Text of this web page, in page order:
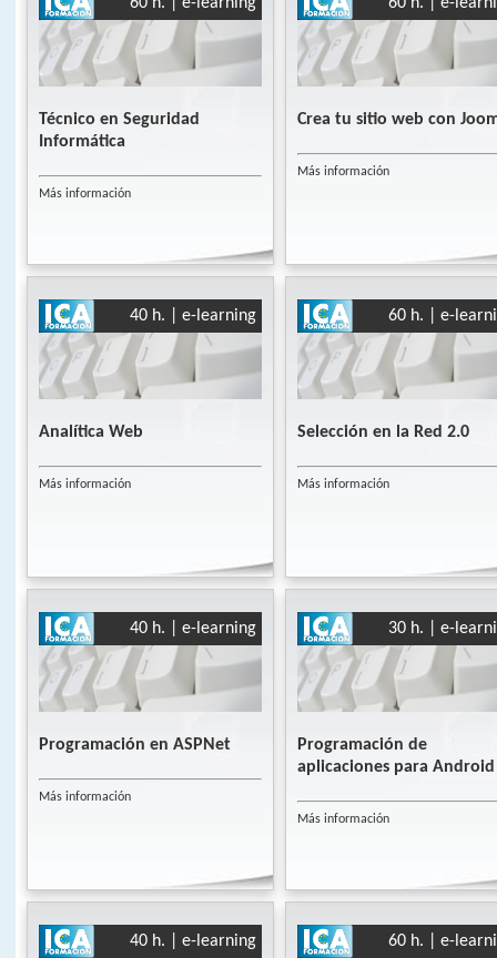
Técnico en Seguridad
Informática
Más información
Crea tu sitio web con
Más información
40 h. | e-learning
Analítica Web
Más información
60 h. | e-
Selección en la Red 2.0
Más información
40 h. | e-learning
Programación en ASPNet
Más información
30 h. | e-
Programación de
aplicaciones para Android
Más información
40 h. | e-learning 60 h. | e-